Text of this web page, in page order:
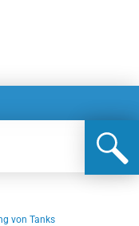
von Tanks